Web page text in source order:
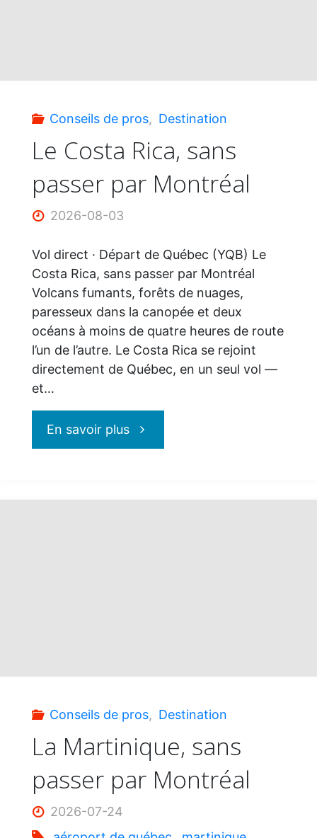
de
Conseils de pros, Destination
Le Costa Rica, sans
passer par Montréal
2026-08-03
Vol direct · Départ de Québec (YQB) Le
Costa Rica, sans passer par Montréal
Volcans fumants, forêts de nuages,
paresseux dans la canopée et deux
océans à moins de quatre heures de route
l’un de l’autre. Le Costa Rica se rejoint
directement de Québec, en un seul vol —
et…
En savoir plus"Le
Conseils de pros, Destination
La Martinique, sans
passer par Montréal
2026-07-24